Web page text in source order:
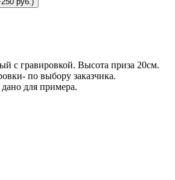
с гравировкой. Высота приза 20см.
по выбору заказчика.
для примера.